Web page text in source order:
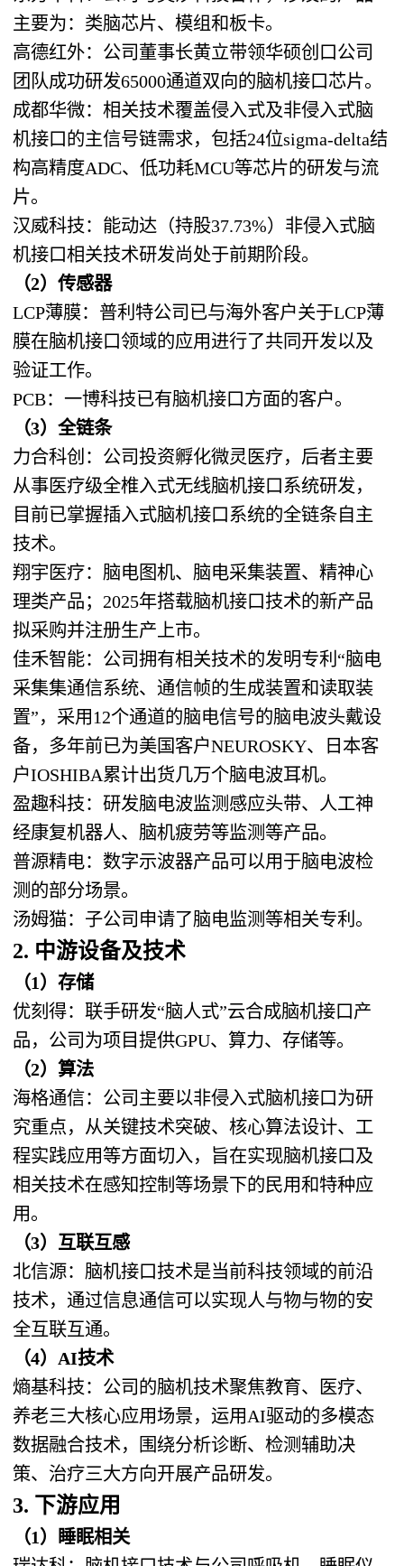
主要为：类脑芯片、模组和板卡。
高德红外：公司董事长黄立带领华硕创口公司
团队成功研发65000通道双向的脑机接口芯片。
成都华微：相关技术覆盖侵入式及非侵入式脑
机接口的主信号链需求，包括24位sigma-delta结
构高精度ADC、低功耗MCU等芯片的研发与流
片。
汉威科技：能动达（持股37.73%）非侵入式脑
机接口相关技术研发尚处于前期阶段。
（2）传感器
LCP薄膜：普利特公司已与海外客户关于LCP薄
膜在脑机接口领域的应用进行了共同开发以及
验证工作。
PCB：一博科技已有脑机接口方面的客户。
（3）全链条
力合科创：公司投资孵化微灵医疗，后者主要
从事医疗级全椎入式无线脑机接口系统研发，
目前已掌握插入式脑机接口系统的全链条自主
技术。
翔宇医疗：脑电图机、脑电采集装置、精神心
理类产品；2025年搭载脑机接口技术的新产品
拟采购并注册生产上市。
佳禾智能：公司拥有相关技术的发明专利“脑电
采集集通信系统、通信帧的生成装置和读取装
置”，采用12个通道的脑电信号的脑电波头戴设
备，多年前已为美国客户NEUROSKY、日本客
户IOSHIBA累计出货几万个脑电波耳机。
盈趣科技：研发脑电波监测感应头带、人工神
经康复机器人、脑机疲劳等监测等产品。
普源精电：数字示波器产品可以用于脑电波检
测的部分场景。
汤姆猫：子公司申请了脑电监测等相关专利。
2. 中游设备及技术
（1）存储
优刻得：联手研发“脑人式”云合成脑机接口产
品，公司为项目提供GPU、算力、存储等。
（2）算法
海格通信：公司主要以非侵入式脑机接口为研
究重点，从关键技术突破、核心算法设计、工
程实践应用等方面切入，旨在实现脑机接口及
相关技术在感知控制等场景下的民用和特种应
用。
（3）互联互感
北信源：脑机接口技术是当前科技领域的前沿
技术，通过信息通信可以实现人与物与物的安
全互联互通。
（4）AI技术
熵基科技：公司的脑机技术聚焦教育、医疗、
养老三大核心应用场景，运用AI驱动的多模态
数据融合技术，围绕分析诊断、检测辅助决
策、治疗三大方向开展产品研发。
3. 下游应用
（1）睡眠相关